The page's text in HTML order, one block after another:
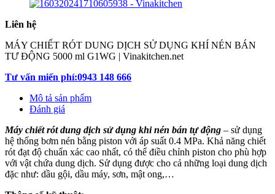
Liên hệ
MÁY CHIẾT RÓT DUNG DỊCH SỬ DỤNG KHÍ NÉN BÁN
TƯ ĐỘNG 5000 ml G1WG | Vinakitchen.net
Tư vấn miến phí:0943 148 666
Mô tả sản phẩm
Đánh giá
Máy chiết rót dung dịch sử dụng khi nén bán tự động – sử dụng
hệ thống bơm nén bằng piston với áp suất 0.4 MPa. Khả năng chiết
rót đạt độ chuẩn xác cao nhất, có thể điều chỉnh piston cho phù hợp
với vật chứa dung dịch. Sử dụng được cho cả những loại dung dịch
đặc như: dầu gội, dầu máy, sơn, mật ong,…